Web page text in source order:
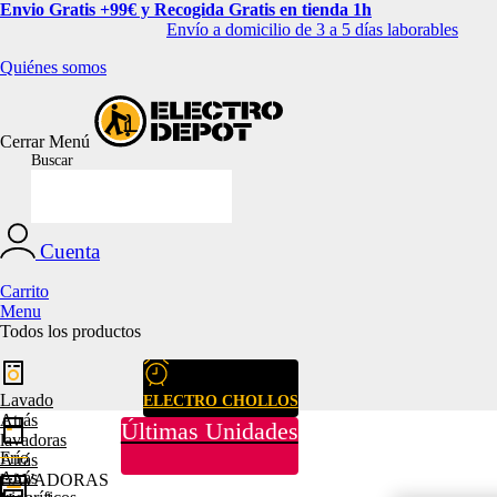
Envio Gratis +99€ y Recogida Gratis en tienda 1h
Envío a domicilio de 3 a 5 días laborables
Quiénes somos
CerrarMenú
Buscar
Cuenta
Carrito
Menu
Todos los productos
ELECTRO CHOLLOS
Últimas Unidades
Lavado
Atrás
lavadoras
Atrás
LAVADORAS
Frío
Atrás